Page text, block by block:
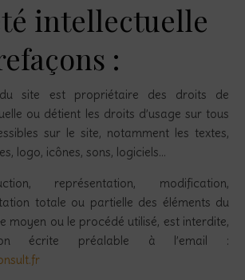
intellectuelle
:
site est propriétaire des droits de
ou détient les droits d’usage sur tous
sur le site, notamment les textes,
logo, icônes, sons, logiciels…
représentation, modification,
totale ou partielle des éléments du
moyen ou le procédé utilisé, est interdite,
écrite préalable à l’email :